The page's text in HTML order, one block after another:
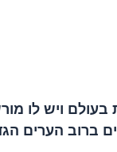
ויש לו
הערים